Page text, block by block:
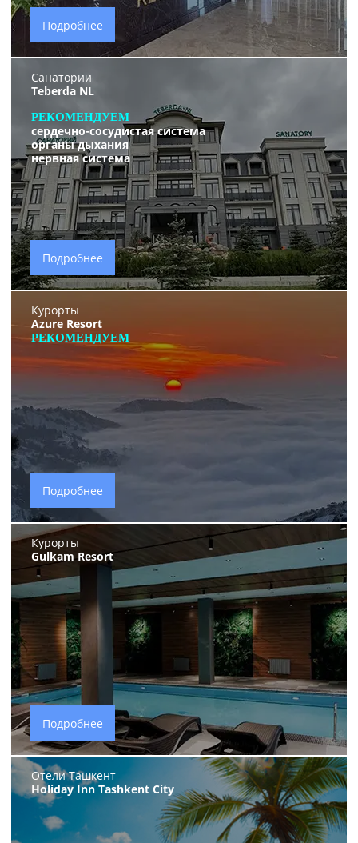
Подробнее
Санатории
Teberda NL
РЕКОМЕНДУЕМ
сердечно-сосудистая система
органы дыхания
нервная система
Подробнее
Курорты
Azure Resort
РЕКОМЕНДУЕМ
Подробнее
Курорты
Gulkam Resort
Подробнее
Отели Ташкент
Holiday Inn Tashkent City